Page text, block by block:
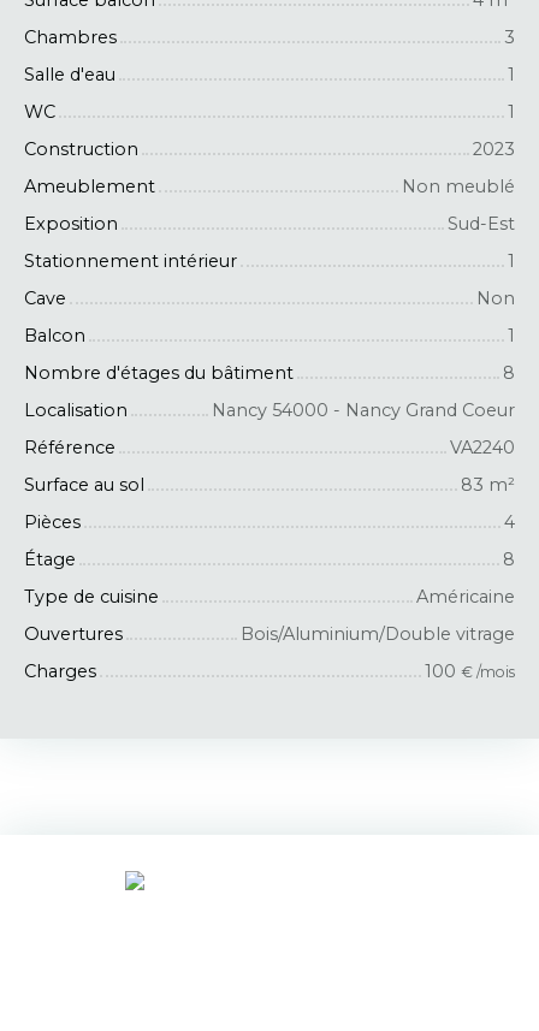
Chambres
3
Salle d'eau
1
WC
1
Construction
2023
Ameublement
Non meublé
Exposition
Sud-Est
Stationnement intérieur
1
Cave
Non
Balcon
1
Nombre d'étages du bâtiment
8
Localisation
Nancy 54000 - Nancy Grand Coeur
Référence
VA2240
Surface au sol
83 m²
Pièces
4
Étage
8
Type de cuisine
Américaine
Ouvertures
Bois/Aluminium/Double vitrage
Charges
100 € /mois